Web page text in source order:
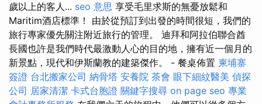
歲以上的客人... seo 意思 享受毛里求斯的無憂放鬆和
Maritim酒店標準！ 由於從預訂到出發的時間很短，我們的
旅行專家優先關注附近旅行的管理。 迪拜和阿拉伯聯合酋
長國也許是我們時代最激動人心的目的地，擁有近一個月的
新景點，現代和伊斯蘭教的建築傑作。 - 餐桌佈置 柬埔寨
簽證 台北搬家公司 納骨塔 安養院 茶會 眼下細紋醫美 偵探
公司 居家清潔 卡式台胞證 關鍵字搜尋 on page seo 專業